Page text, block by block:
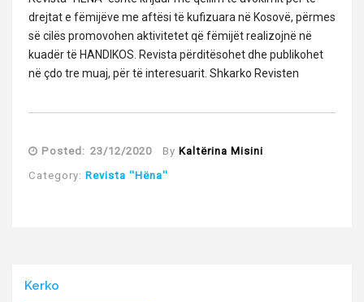
drej­tat e fëmi­jëve me aftësi të kufizuara në Kosovë, përmes
së cilës pro­movo­hen aktivitetet që fëmi­jët real­i­zo­jnë në
kuadër të HANDIKOS. Revista përditë­so­het dhe pub­liko­het
në çdo tre muaj, për të intere­suar­it. Shkarko Revisten
Posted: 23/12/2020 By Kaltërina Misini
Category: Revista ''Hëna''
Kerko